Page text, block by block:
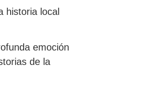
historia local
emoción
de la